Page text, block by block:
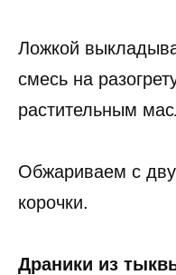
Ложкой
смесь на
растительным
Обжариваем с
корочки.
Драники из